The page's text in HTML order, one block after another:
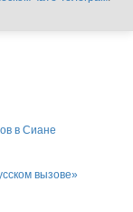
в Сиане
вызове»